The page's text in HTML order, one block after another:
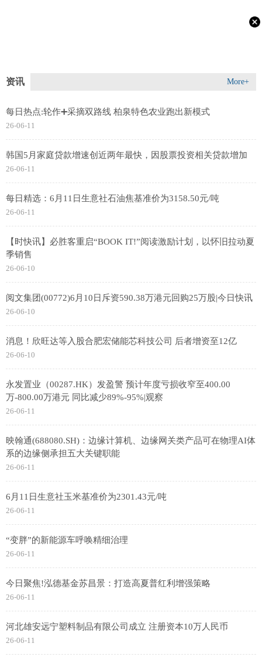
资讯 More+
每日热点:轮作➕采摘双路线 柏泉特色农业跑出新模式
26-06-11
韩国5月家庭贷款增速创近两年最快，因股票投资相关贷款增加
26-06-11
每日精选：6月11日生意社石油焦基准价为3158.50元/吨
26-06-11
【时快讯】必胜客重启“BOOK IT!”阅读激励计划，以怀旧拉动夏
季销售
26-06-10
阅文集团(00772)6月10日斥资590.38万港元回购25万股|今日快讯
26-06-10
消息！欣旺达等入股合肥宏储能芯科技公司 后者增资至12亿
26-06-10
永发置业（00287.HK）发盈警 预计年度亏损收窄至400.00
万-800.00万港元 同比减少89%-95%|观察
26-06-11
映翰通(688080.SH)：边缘计算机、边缘网关类产品可在物理AI体
系的边缘侧承担五大关键职能
26-06-11
6月11日生意社玉米基准价为2301.43元/吨
26-06-11
“变胖”的新能源车呼唤精细治理
26-06-11
今日聚焦!泓德基金苏昌景：打造高夏普红利增强策略
26-06-11
河北雄安远宁塑料制品有限公司成立 注册资本10万人民币
26-06-11